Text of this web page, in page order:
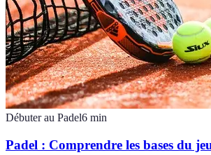
Débuter au Padel6 min
Padel : Comprendre les bases du